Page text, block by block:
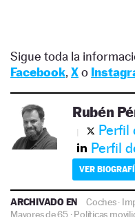
Sigue toda la
Facebook, Xo
Rubén
Perfil
Perfil
VER
ARCHIVADO EN Coches·
Mayores de 65 ·Políticas